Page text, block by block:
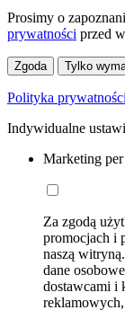
Prosimy o
prywatności przed
Zgoda Tylko
Polityka prywatności
Indywidualne
Marketing
Za zgodą
promocjach i
naszą
dane
dostawcami i